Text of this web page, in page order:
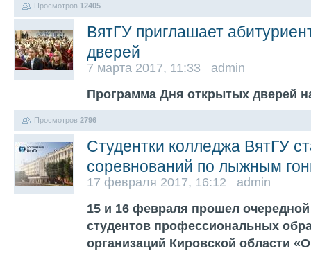
Просмотров 12405
ВятГУ приглашает
дверей
7 марта 2017, 11:33 admin
Программа Дня открытых дверей
Просмотров 2796
Студентки колледжа ВятГУ
соревнований по лыжным
17 февраля 2017, 16:12 admin
15 и 16 февраля прошел
студентов профессиональных
организаций Кировской области